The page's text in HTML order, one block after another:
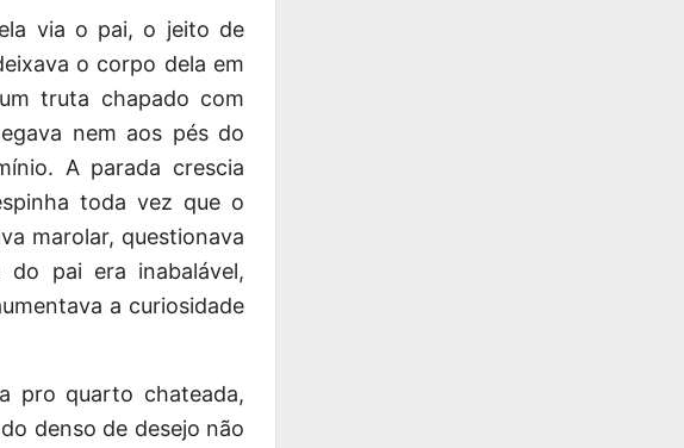
via o pai, o jeito de
o corpo dela em
truta chapado com
nem aos pés do
A parada crescia
toda vez que o
marolar, questionava
pai era inabalável,
a curiosidade
pro quarto chateada,
denso de desejo não